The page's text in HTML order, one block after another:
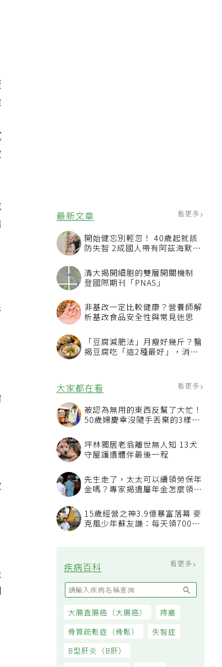
最新文章 看更多
開始健忘別輕忽！ 40歲起就該
防失智 2成國人帶有阿茲海默症
清大揭開細胞的雙層開關機制
登國際期刊「PNAS」
非基改一定比較健康？營養師解
析基改食品安全性與常見迷思
「豆腐減肥法」月瘦好幾斤？醫
揭豆腐吃「這2種最好」，消脹
大家都在看
被認為無用的東西反幫了大忙！
50歲婦慶幸沒隨手丟棄的3樣物
坪林獨居老翁離世無人知 13犬
守屋護遺體伴最後一程
先生走了，太太可以續領勞保年
看順位還要看資格
15歲經營之神3.9億暴富落幕 麥
疾病百科